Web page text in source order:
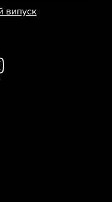
випуск